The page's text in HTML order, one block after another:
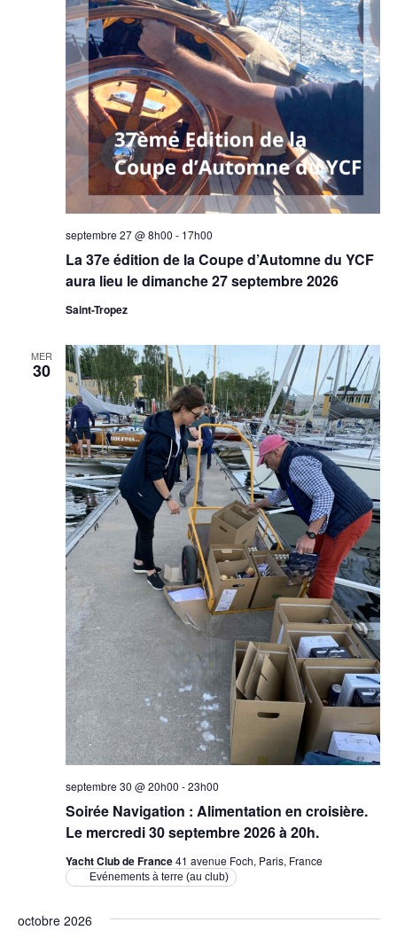
La 37e édition de la Coupe d’Automne du YCF
aura lieu le dimanche 27 septembre 2026
septembre 27 @ 8h00 - 17h00
Saint-Tropez
MER
30
Soirée Navigation : Alimentation en croisière.
Le mercredi 30 septembre 2026 à 20h.
septembre 30 @ 20h00 -23h00
Yacht Club de France41 avenue Foch, Paris, France
Evénements à terre (au club)
octobre 2026